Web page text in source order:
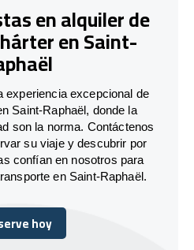
en alquiler de
en Saint-
experiencia excepcional de
Saint-Raphaël, donde la
son la norma. Contáctenos
su viaje y descubrir por
confían en nosotros para
en Saint-Raphaël.
hoy
hoy